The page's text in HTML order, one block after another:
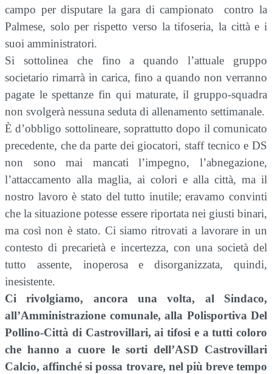
campo per disputare la gara di campionato
contro la
Palmese, solo per rispetto verso la tifoseria, la città e i
suoi amministratori.
Si sottolinea che fino a quando l’attuale gruppo
societario rimarrà in carica, fino a quando non verranno
pagate le spettanze fin qui maturate, il gruppo-squadra
non svolgerà nessuna seduta di allenamento settimanale.
È d’obbligo sottolineare, soprattutto dopo il comunicato
precedente, che da parte dei giocatori, staff tecnico e DS
non sono mai mancati l’impegno, l’abnegazione,
l’attaccamento alla maglia, ai colori e alla città, ma il
nostro lavoro è stato del tutto inutile; eravamo convinti
che la situazione potesse essere riportata nei giusti binari,
ma così non è stato. Ci siamo ritrovati a lavorare in un
contesto di precarietà e incertezza, con una società del
tutto assente, inoperosa e disorganizzata, quindi,
inesistente.
Ci rivolgiamo, ancora una volta, al Sindaco,
all’Amministrazione comunale, alla Polisportiva Del
Pollino-Città di Castrovillari, ai tifosi e a tutti coloro
che hanno a cuore le sorti dell’ASD Castrovillari
Calcio, affinché si possa trovare, nel più breve tempo